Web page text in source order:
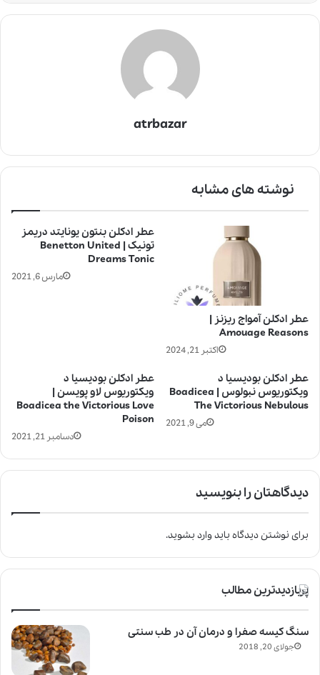
atrbazar
نوشته های مشابه
عطر ادکلن بنتون یونایتد دریمز
تونیک | Benetton United
Dreams Tonic
مارس 6, 2021
عطر ادکلن آمواج ریزنز |
Amouage Reasons
اکتبر 21, 2024
عطر ادکلن بودیسیا د
ویکتوریوس لاو پویسن |
Boadicea the Victorious Love
Poison
دسامبر 21, 2021
عطر ادکلن بودیسیا د
ویکتوریوس نبولوس | Boadicea
The Victorious Nebulous
می 9, 2021
دیدگاهتان را بنویسید
برای نوشتن دیدگاه بایدوارد بشوید.
پربازدیدترین مطالب
سنگ کیسه صفرا و درمان آن در طب سنتی
جولای 20, 2018